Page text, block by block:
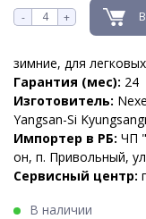
- +
зимние, для
Гарантия (мес): 24
Изготовитель:
Yangsan-Si
Импортер в РБ: ЧП
он, п. Привольный,
Сервисный центр:
В наличии